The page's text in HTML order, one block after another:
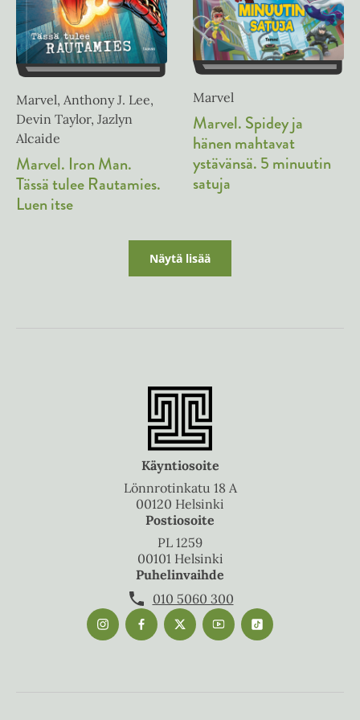
Marvel, Anthony J. Lee,
Devin Taylor, Jazlyn
Alcaide
Marvel. Iron Man.
Tässä tulee Rautamies.
Luen itse
Marvel
Marvel. Spidey ja
hänen mahtavat
ystävänsä. 5 minuutin
satuja
Näytä lisää
Käyntiosoite
Lönnrotinkatu 18 A
00120 Helsinki
Postiosoite
PL 1259
00101 Helsinki
Puhelinvaihde
010 5060 300